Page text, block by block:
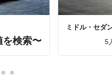
を検索〜
ミドル・セダ
5